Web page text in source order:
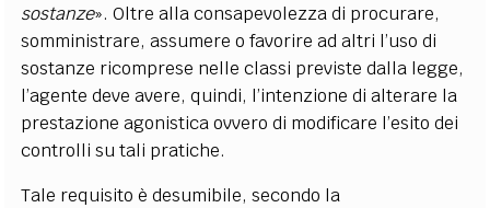
sostanze». Oltre alla consapevolezza di procurare,
somministrare, assumere o favorire ad altri l’uso di
sostanze ricomprese nelle classi previste dalla legge,
l’agente deve avere, quindi, l’intenzione di alterare la
prestazione agonistica ovvero di modificare l’esito dei
controlli su tali pratiche.
Tale requisito è desumibile, secondo la